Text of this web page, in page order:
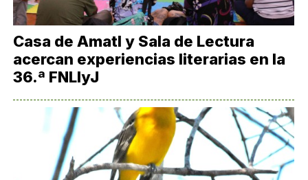
Casa de Amatl y Sala de Lectura
acercan experiencias literarias en la
36.ª FNLIyJ